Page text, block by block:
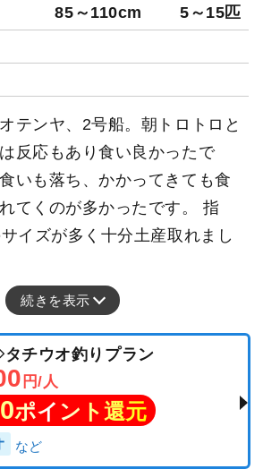
85～110cm 5～15匹
テンヤ、2号船。朝トロトロと
反応もあり食い良かったで
いも落ち、かかってきても食
てくのが多かったです。 指
イズが多く十分土産取れまし
続きを表示
チウオ釣りプラン
円/人
ポイント還元